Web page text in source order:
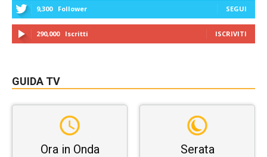
9,300 Follower SEGUI
290,000 Iscritti ISCRIVITI
GUIDA TV
Ora in Onda Serata